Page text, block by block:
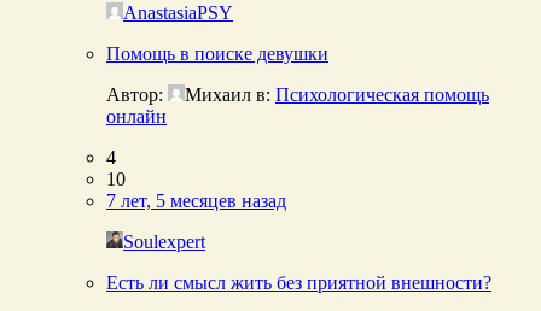
AnastasiaPSY
Помощь в поиске девушки
Автор:
Михаил в: Психологическая помощь
онлайн
4
10
7 лет, 5 месяцев назад
Soulexpert
Есть ли смысл жить без приятной внешности?